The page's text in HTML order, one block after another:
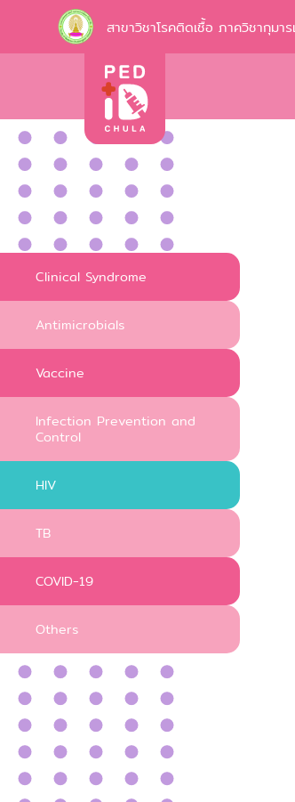
สาขาวิชาโรคติดเชื้อ ภาควิชากุม
Clinical Syndrome
Antimicrobials
Vaccine
Infection Prevention and
Control
HIV
TB
COVID-19
Others